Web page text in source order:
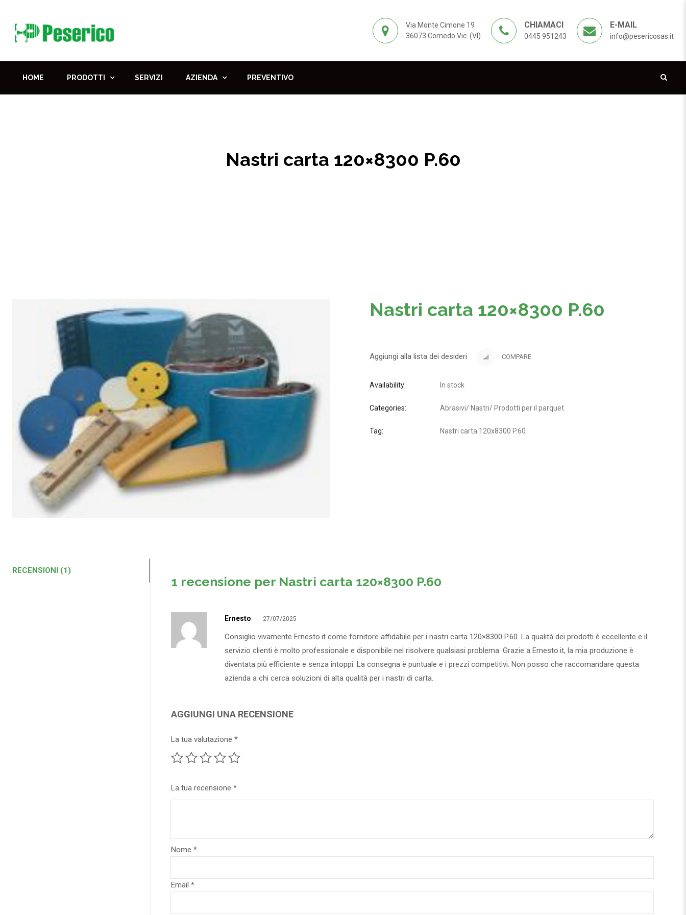
Via Monte Cimone 19
36073 Cornedo Vic. (VI)
CHIAMACI
0445 951243
E-MAIL
info@pesericosas.it
HOME PRODOTTI SERVIZI AZIENDA PREVENTIVO
Nastri carta 120×8300 P.60
Nastri carta 120×8300 P.60
Aggiungi alla lista dei desideri COMPARE
Availability: In stock
Categories: Abrasivi/ Nastri/ Prodotti per il parquet.
Tag: Nastri carta 120x8300 P.60
RECENSIONI (1)
1 recensione per Nastri carta 120×8300 P.60
Ernesto 27/07/2025
Consiglio vivamente Ernesto.it come fornitore affidabile per i nastri carta 120×8300 P.60. La qualità dei prodotti è eccellente e il
servizio clienti è molto professionale e disponibile nel risolvere qualsiasi problema. Grazie a Ernesto.it, la mia produzione è
diventata più efficiente e senza intoppi. La consegna è puntuale e i prezzi competitivi. Non posso che raccomandare questa
azienda a chi cerca soluzioni di alta qualità per i nastri di carta.
AGGIUNGI UNA RECENSIONE
La tua valutazione *
La tua recensione *
Nome *
Email *